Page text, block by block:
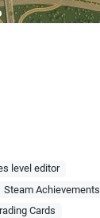
level editor
Steam Achievements
Cards